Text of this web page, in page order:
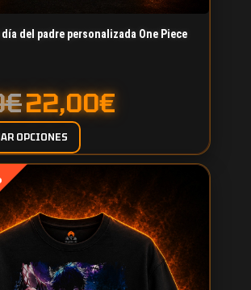
del padre personalizada One Piece
€22,00€
OPCIONES